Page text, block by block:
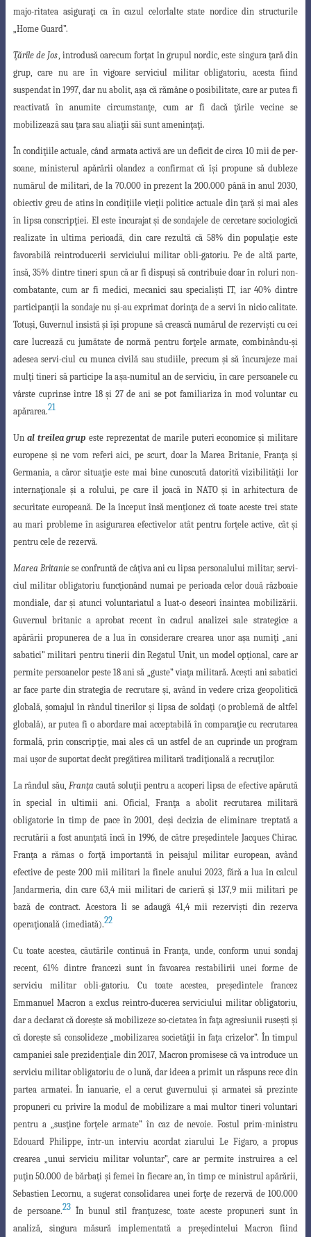
majo-ritatea asiguraţi ca în cazul celorlalte state nordice din structurile
„Home Guard”.
Ţările de Jos introdusă oarecum forţat în grupul nordic, este singura ţară din
grup, care nu are în vigoare serviciul militar obligatoriu, acesta fiind
suspendat în1997, dar nu abolit, aşa că rămâne o posibilitate, care ar putea fi
reactivată în anumite circumstanţe, cum ar fi dacăţările vecine se
mobilizează sau ţara sau aliaţii săi sunt ameninţaţi.
În condiţiile actuale, când armata activă are un deficit de circa 10 mii de per-
soane, ministerul apărării olandez a confirmat că îşi propune să dubleze
numărul de militari, de la 70.000 în prezent la 200.000 până în anul 2030,
obiectiv greu de atins în condiţiile vieţii politice actuale dinţară şi mai ales
în lipsa conscripţiei. El este încurajatşi de sondajele de cercetare sociologică
realizate în ultima perioadă, din carerezultă că 58% din populaţie este
favorabilă reintroducerii serviciului militar obli-gatoriu. Pe de altă parte,
însă, 35% dintre tineri spun că ar fi dispuşi să contribuie doar în roluri non-
combatante, cum ar fi medici, mecanici sau specialişti IT, iar 40% dintre
participanţii la sondaje nu şi-au exprimat dorinţa de a servi în nicio calitate.
Totuşi, Guvernul insistăşi îşi propune să crească numărul de rezervişti cu cei
care lucrează cu jumătate de normă pentru forţele armate, combinându-şi
adesea servi-ciul cu munca civilă sau studiile, precum şi să încurajeze mai
mulţi tineri să participe la aşa-numitul an de serviciu, în care persoanele cu
vârste cuprinse între 18şi 27 de ani se pot familiariza în mod voluntar cu
apărarea.21
Un al treilea grup este reprezentat de marile puteri economiceşi militare
europene şi ne vom referi aici, pe scurt, doar la Marea Britanie, Franţaşi
Germania, a căror situaţie este mai bine cunoscută datorită vizibilităţii lor
internaţionale şi a rolului, pe care îl joacă în NATOşi în arhitectura de
securitate europeană. De la început însă menţionez că toate aceste trei state
au mari probleme în asigurarea efectivelor atât pentru forţele active, câtşi
pentru cele de rezervă.
Marea Britanie se confruntă de câţiva ani cu lipsa personalului militar, servi-
ciul militar obligatoriu funcţionând numai pe perioada celor două războaie
mondiale, darşi atunci voluntariatul a luat-o deseori înaintea mobilizării.
Guvernul britanic a aprobat recent în cadrul analizei sale strategice a
apărării propunerea de a lua în considerare crearea unor aşa numiţi „ani
sabatici” militari pentru tinerii din Regatul Unit, un model opţional, care ar
permite persoanelor peste 18 ani să „guste” viaţa militară. Aceşti ani sabatici
ar face parte din strategia de recrutare şi, având în vederecriza geopolitică
globală, şomajul în rândul tinerilorşi lipsa de soldaţi (o problemă de altfel
globală), ar putea fi o abordare mai acceptabilă în comparaţie cu recrutarea
formală, prin conscripţie, mai ales că un astfel de an cuprinde un program
mai uşor de suportat decât pregătirea militară tradiţională a recruţilor.
La rândul său, Franţa caută soluţii pentru a acoperi lipsa de efective apărută
în special în ultimii ani. Oficial, Franţa a abolit recrutarea militară
obligatorie în timp de pace în 2001, deşi decizia de eliminare treptată a
recrutării a fost anunţată încă în 1996, de către preşedintele Jacques Chirac.
Franţa a rămas o forţă importantă în peisajul militar european, având
efective de peste 200 mii militari la finele anului 2023, fără a lua în calcul
Jandarmeria, din care 63,4 mii militari de carierăşi 137,9 mii militari pe
bază de contract. Acestora li se adaugă 41,4 mii rezervişti din rezerva
operaţională (imediată).22
Cu toate acestea, căutările continuă în Franţa, unde, conform unui sondaj
recent, 61% dintre francezi sunt în favoarea restabilirii unei forme de
serviciu militar obli-gatoriu. Cu toate acestea, preşedintele francez
Emmanuel Macron a exclus reintro-ducerea serviciului militar obligatoriu,
dar a declarat că doreşte să mobilizeze so-cietatea în faţa agresiunii ruseştişi
că doreşte să consolideze „mobilizarea societăţii în faţa crizelor”. În timpul
campaniei sale prezidenţiale din 2017, Macron promisesecă va introduce un
serviciu militar obligatoriu de o lună, dar ideea a primit un răspunsrece din
partea armatei. În ianuarie, el a cerut guvernului şi armatei să prezinte
propuneri cu privire la modul de mobilizare a mai multor tineri voluntari
pentru a „susţine forţele armate” în caz de nevoie. Fostul prim-ministru
Edouard Philippe, într-un interviu acordat ziarului Le Figaro, a propus
crearea „unui serviciu militar voluntar”, care ar permite instruirea a cel
puţin 50.000 de bărbaţi şi femei în fiecarean, în timp ce ministrul apărării,
Sebastien Lecornu, a sugerat consolidarea unei forţede rezervă de 100.000
de persoane.23 În bunul stil franţuzesc, toate aceste propuneri sunt în
analiză, singura măsură implementată a preşedintelui Macron fiind